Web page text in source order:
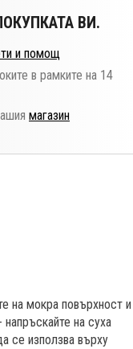
ВИ.
и помощ
в рамките на 14
магазин
на мокра повърхност и
на суха
се използва върху